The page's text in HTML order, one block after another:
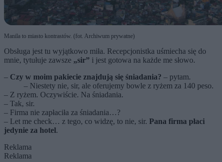
Manila to miasto kontrastów. (fot. Archiwum prywatne)
Obsługa jest tu wyjątkowo miła. Recepcjonistka uśmiecha się do
mnie, tytułuje zawsze „sir” i jest gotowa na każde me słowo.
– Czy w moim pakiecie znajdują się śniadania? – pytam.
– Niestety nie, sir, ale oferujemy bowle z ryżem za 140 peso.
– Z ryżem. Oczywiście. Na śniadania.
– Tak, sir.
– Firma nie zapłaciła za śniadania…?
– Let me check… z tego, co widzę, to nie, sir. Pana firma płaci
jedynie za hotel.
Reklama
Reklama